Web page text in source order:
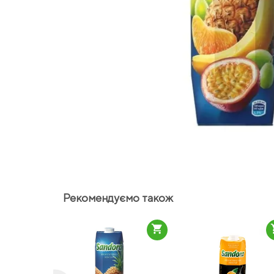
Рекомендуємо також
shopping_cart